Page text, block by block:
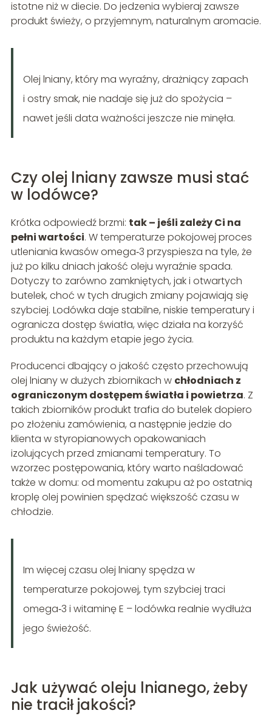
istotne niż w diecie. Do jedzenia wybieraj zawsze
produkt świeży, o przyjemnym, naturalnym aromacie.
Olej lniany, który ma wyraźny, drażniący zapach
i ostry smak, nie nadaje się już do spożycia –
nawet jeśli data ważności jeszcze nie minęła.
Czy olej lniany zawsze musi stać
w lodówce?
Krótka odpowiedź brzmi: tak – jeśli zależy Ci na
pełni wartości. W temperaturze pokojowej proces
utleniania kwasów omega‑3 przyspiesza na tyle, że
już po kilku dniach jakość oleju wyraźnie spada.
Dotyczy to zarówno zamkniętych, jak i otwartych
butelek, choć w tych drugich zmiany pojawiają się
szybciej. Lodówka daje stabilne, niskie temperatury i
ogranicza dostęp światła, więc działa na korzyść
produktu na każdym etapie jego życia.
Producenci dbający o jakość często przechowują
olej lniany w dużych zbiornikach w chłodniach z
ograniczonym dostępem światła i powietrza. Z
takich zbiorników produkt trafia do butelek dopiero
po złożeniu zamówienia, a następnie jedzie do
klienta w styropianowych opakowaniach
izolujących przed zmianami temperatury. To
wzorzec postępowania, który warto naśladować
także w domu: od momentu zakupu aż po ostatnią
kroplę olej powinien spędzać większość czasu w
chłodzie.
Im więcej czasu olej lniany spędza w
temperaturze pokojowej, tym szybciej traci
omega‑3 i witaminę E – lodówka realnie wydłuża
jego świeżość.
Jak używać oleju lnianego, żeby
nie tracił jakości?